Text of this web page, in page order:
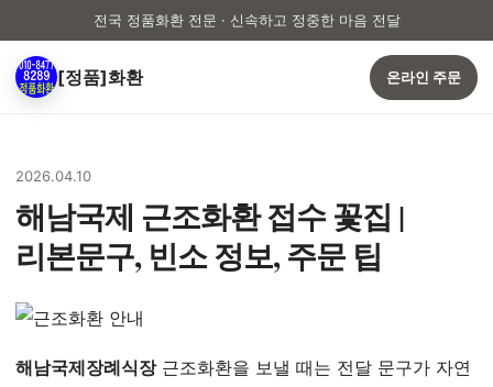
전국 정품화환 전문 · 신속하고 정중한 마음 전달
[정품]화환 온라인 주문
2026.04.10
해남국제 근조화환 접수 꽃집 |
리본문구, 빈소 정보, 주문 팁
해남국제장례식장근조화환을 보낼 때는 전달 문구가 자연